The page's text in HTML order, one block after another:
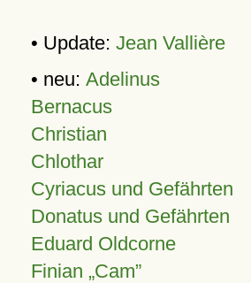
• Update: Jean Vallière
• neu: Adelinus
Bernacus
Christian
Chlothar
Cyriacus und Gefährten
Donatus und Gefährten
Eduard Oldcorne
Finian Cam